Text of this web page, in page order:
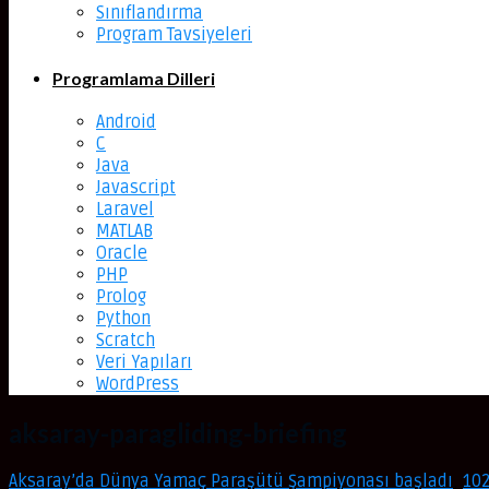
Sınıflandırma
Program Tavsiyeleri
Programlama Dilleri
Android
C
Java
Javascript
Laravel
MATLAB
Oracle
PHP
Prolog
Python
Scratch
Veri Yapıları
WordPress
Aksaray’da Dünya Yamaç Paraşütü Şampiyonası başladı